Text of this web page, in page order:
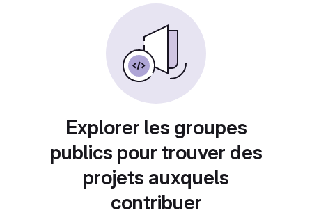
Explorer les groupes
publics pour trouver des
projets auxquels
contribuer